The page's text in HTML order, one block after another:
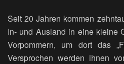
Seit 20 Jahren kommen
In- und Ausland in eine kleine
Vorpommern, um dort das
Versprochen werden ihnen